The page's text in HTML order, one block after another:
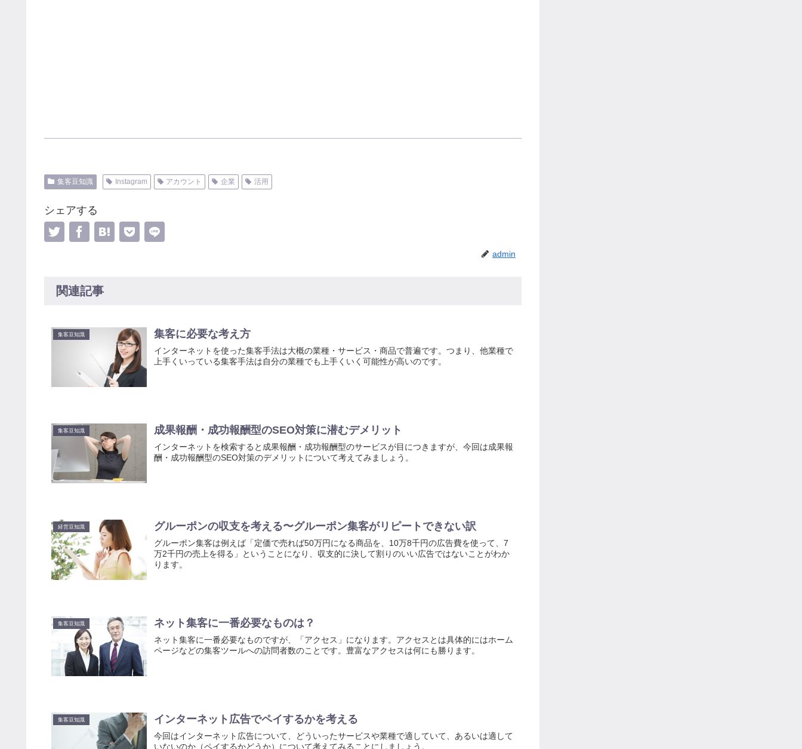
集客豆知識 Instagram アカウント 企業 活用
シェアする
admin
関連記事
集客豆知識 集客に必要な考え方
インターネットを使った集客手法は大概の業種・サービス・商品で普遍です。つまり、他業種で
上手くいっている集客手法は自分の業種でも上手くいく可能性が高いのです。
集客豆知識 成果報酬・成功報酬型のSEO対策に潜むデメリット
インターネットを検索すると成果報酬・成功報酬型のサービスが目につきますが、今回は成果報
酬・成功報酬型のSEO対策のデメリットについて考えてみましょう。
経営豆知識 グルーポンの収支を考える〜グルーポン集客がリピートできない訳
グルーポン集客は例えば「定価で売れば50万円になる商品を、10万8千円の広告費を使って、7
万2千円の売上を得る」ということになり、収支的に決して割りのいい広告ではないことがわか
ります。
集客豆知識 ネット集客に一番必要なものは？
ネット集客に一番必要なものですが、「アクセス」になります。アクセスとは具体的にはホーム
ページなどの集客ツールへの訪問者数のことです。豊富なアクセスは何にも勝ります。
集客豆知識 インターネット広告でペイするかを考える
今回はインターネット広告について、どういったサービスや業種で適していて、あるいは適して
いないのか（ペイするかどうか）について考えてみることにしましょう。